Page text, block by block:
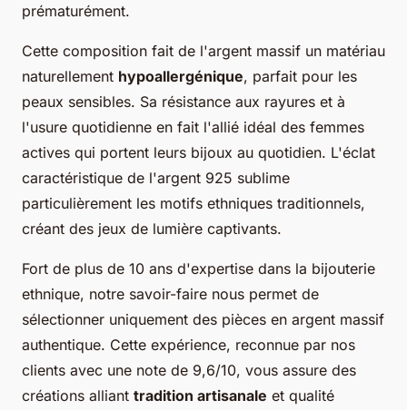
prématurément.
Cette composition fait de l'argent massif un matériau
naturellement hypoallergénique, parfait pour les
peaux sensibles. Sa résistance aux rayures et à
l'usure quotidienne en fait l'allié idéal des femmes
actives qui portent leurs bijoux au quotidien. L'éclat
caractéristique de l'argent 925 sublime
particulièrement les motifs ethniques traditionnels,
créant des jeux de lumière captivants.
Fort de plus de 10 ans d'expertise dans la bijouterie
ethnique, notre savoir-faire nous permet de
sélectionner uniquement des pièces en argent massif
authentique. Cette expérience, reconnue par nos
clients avec une note de 9,6/10, vous assure des
créations alliant tradition artisanale et qualité